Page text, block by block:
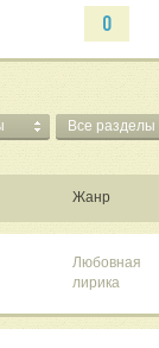
0
Все разделы
Жанр
Любовная
лирика